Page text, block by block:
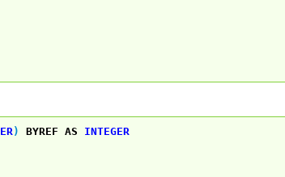
) BYREF AS
INTEGER